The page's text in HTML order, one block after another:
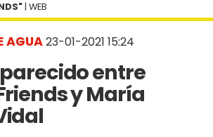
AGUA23-01-2021 15:24
entre
y María
| WEB